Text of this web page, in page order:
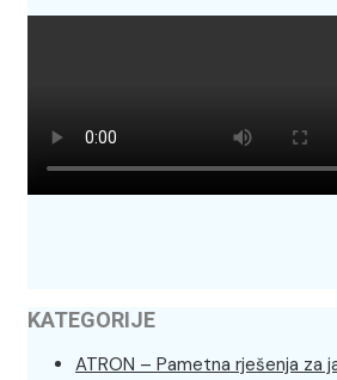
KATEGORIJE
ATRON – Pametna rješenja za